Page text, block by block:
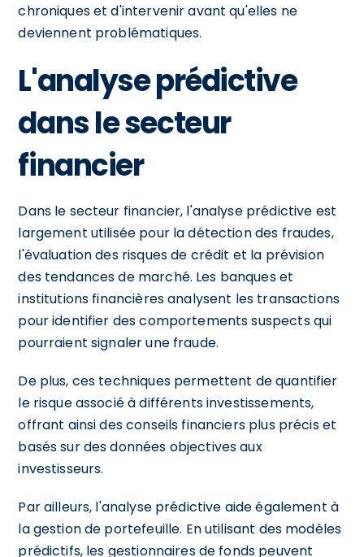
chroniques et d'intervenir avant qu'elles ne
deviennent problématiques.
L'analyse prédictive
dans le secteur
financier
Dans le secteur financier, l'analyse prédictive est
largement utilisée pour la détection des fraudes,
l'évaluation des risques de crédit et la prévision
des tendances de marché. Les banques et
institutions financières analysent les transactions
pour identifier des comportements suspects qui
pourraient signaler une fraude.
De plus, ces techniques permettent de quantifier
le risque associé à différents investissements,
offrant ainsi des conseils financiers plus précis et
basés sur des données objectives aux
investisseurs.
Par ailleurs, l'analyse prédictive aide également à
la gestion de portefeuille. En utilisant des modèles
prédictifs, les gestionnaires de fonds peuvent